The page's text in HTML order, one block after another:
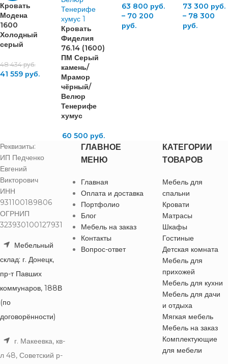
Кровать
Модена
1600
Холодный
серый
48 434руб.
41 559 руб.
Кровать
Фиделия
76.14 (1600)
ПМ Серый
камень/
Мрамор
чёрный/
Велюр
Тенерифе
хумус
60 500 руб.
63 800 руб.
– 70 200
руб.
73 300 руб.
– 78 300
руб.
Реквизиты:
ИП Педченко
Евгений
Викторович
ИНН
931100189806
ОГРНИП
323930100127931
Мебельный
склад: г. Донецк,
пр-т Павших
коммунаров, 188В
(по
договорённости)
г. Макеевка, кв-
л 48, Советский р-
ГЛАВНОЕ
МЕНЮ
Главная
Оплата и доставка
Портфолио
Блог
Мебель на заказ
Контакты
Вопрос-ответ
КАТЕГОРИИ
ТОВАРОВ
Мебель для
спальни
Кровати
Матрасы
Шкафы
Гостиные
Детская комната
Мебель для
прихожей
Мебель для кухни
Мебель для дачи
и отдыха
Мягкая мебель
Мебель на заказ
Комплектующие
для мебели